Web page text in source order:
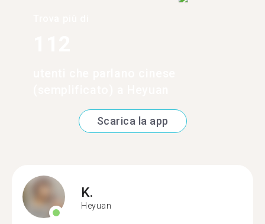
Scarica la app
K.
Heyuan